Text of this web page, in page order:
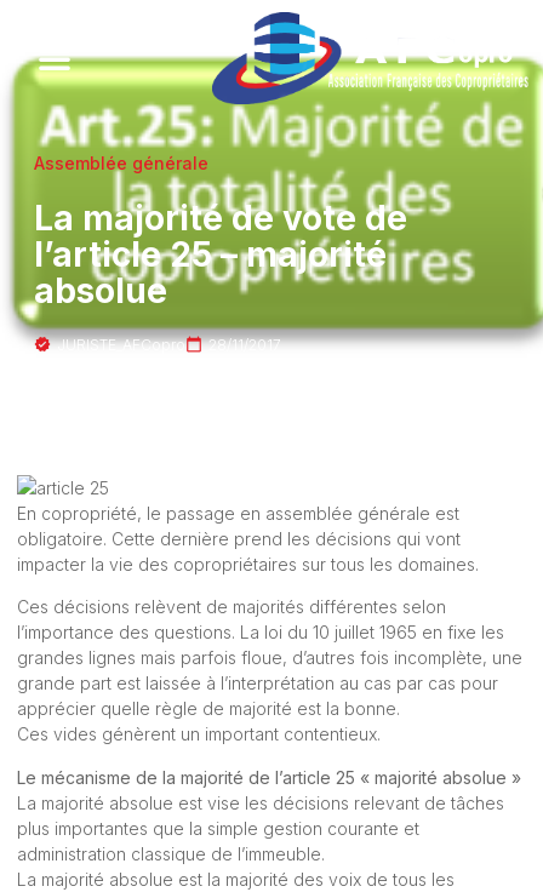
Assemblée générale
La majorité de vote de
l’article 25 – majorité
absolue
JURISTE_AFCopro 28/11/2017
En copropriété, le passage en assemblée générale est
obligatoire. Cette dernière prend les décisions qui vont
impacter la vie des copropriétaires sur tous les domaines.
Ces décisions relèvent de majorités différentes selon
l’importance des questions. La loi du 10 juillet 1965 en fixe les
grandes lignes mais parfois floue, d’autres fois incomplète, une
grande part est laissée à l’interprétation au cas par cas pour
apprécier quelle règle de majorité est la bonne.
Ces vides génèrent un important contentieux.
Le mécanisme de la majorité de l’article 25 « majorité absolue »
La majorité absolue est vise les décisions relevant de tâches
plus importantes que la simple gestion courante et
administration classique de l’immeuble.
La majorité absolue est la majorité des voix de tous les